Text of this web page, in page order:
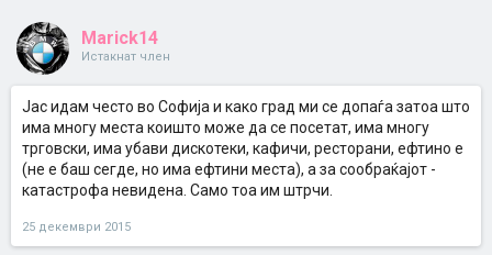
Marick14
Истакнат член
Јас идам често во Софија и како град ми се допаѓа затоа што
има многу места коишто може да се посетат, има многу
трговски, има убави дискотеки, кафичи, ресторани, ефтино е
(не е баш сегде, но има ефтини места), а за сообраќајот -
катастрофа невидена. Само тоа им штрчи.
25 декември 2015